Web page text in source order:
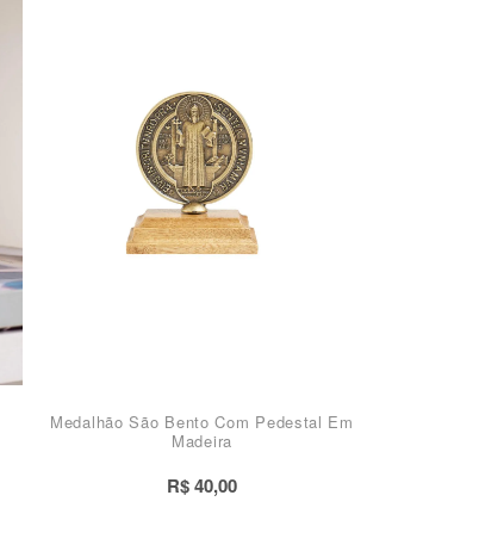
Medalhão São Bento Com Pedestal Em
Madeira
R$ 40,00